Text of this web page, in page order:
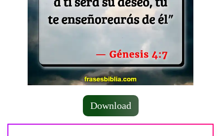
Download